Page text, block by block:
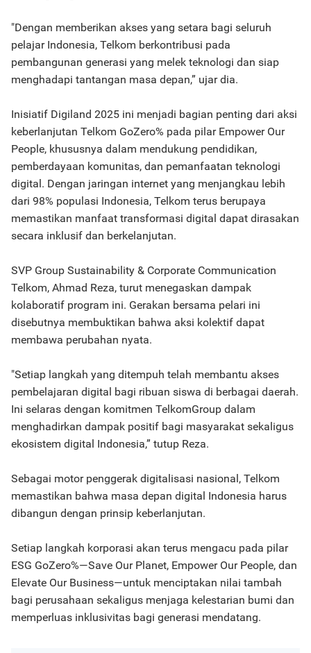
"Dengan memberikan akses yang setara bagi seluruh
pelajar Indonesia, Telkom berkontribusi pada
pembangunan generasi yang melek teknologi dan siap
menghadapi tantangan masa depan,” ujar dia.
Inisiatif Digiland 2025 ini menjadi bagian penting dari aksi
keberlanjutan Telkom GoZero% pada pilar Empower Our
People, khususnya dalam mendukung pendidikan,
pemberdayaan komunitas, dan pemanfaatan teknologi
digital. Dengan jaringan internet yang menjangkau lebih
dari 98% populasi Indonesia, Telkom terus berupaya
memastikan manfaat transformasi digital dapat dirasakan
secara inklusif dan berkelanjutan.
SVP Group Sustainability & Corporate Communication
Telkom, Ahmad Reza, turut menegaskan dampak
kolaboratif program ini. Gerakan bersama pelari ini
disebutnya membuktikan bahwa aksi kolektif dapat
membawa perubahan nyata.
"Setiap langkah yang ditempuh telah membantu akses
pembelajaran digital bagi ribuan siswa di berbagai daerah.
Ini selaras dengan komitmen TelkomGroup dalam
menghadirkan dampak positif bagi masyarakat sekaligus
ekosistem digital Indonesia,” tutup Reza.
Sebagai motor penggerak digitalisasi nasional, Telkom
memastikan bahwa masa depan digital Indonesia harus
dibangun dengan prinsip keberlanjutan.
Setiap langkah korporasi akan terus mengacu pada pilar
ESG GoZero%—Save Our Planet, Empower Our People, dan
Elevate Our Business—untuk menciptakan nilai tambah
bagi perusahaan sekaligus menjaga kelestarian bumi dan
memperluas inklusivitas bagi generasi mendatang.